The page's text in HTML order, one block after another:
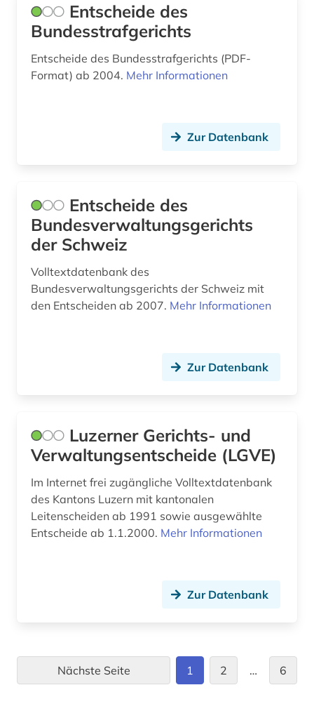
Entscheide des
Bundesstrafgerichts
Entscheide des Bundesstrafgerichts (PDF-
Format) ab 2004. Mehr Informationen
Zur Datenbank
Entscheide des
Bundesverwaltungsgerichts
der Schweiz
Volltextdatenbank des
Bundesverwaltungsgerichts der Schweiz mit
den Entscheiden ab 2007. Mehr Informationen
Zur Datenbank
Luzerner Gerichts- und
Verwaltungsentscheide (LGVE)
Im Internet frei zugängliche Volltextdatenbank
des Kantons Luzern mit kantonalen
Leitenscheiden ab 1991 sowie ausgewählte
Entscheide ab 1.1.2000. Mehr Informationen
Zur Datenbank
Nächste Seite 1 2 … 6